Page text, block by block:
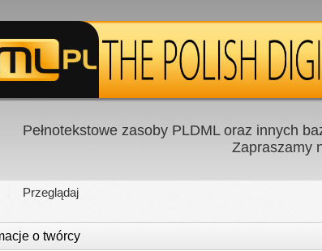
Pełnotekstowe zasoby PLDML oraz innych
Zapraszamy
Przeglądaj
o twórcy